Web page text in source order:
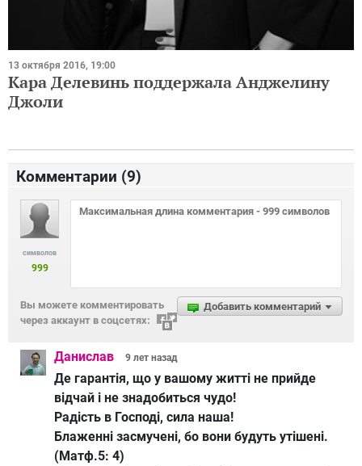
13 октября 2016, 19:00
Кара Делевинь поддержала Анджелину
Джоли
Комментарии (9)
символов
999
Добавить комментарий
Вы можете комментировать
через аккаунт в соцсетях:
Данислав 9 лет назад
Де гарантія, що у вашому житті не прийде
відчай і не знадобиться чудо!
Радість в Господі, сила наша!
Блаженні засмучені, бо вони будуть утішені.
(Матф.5: 4)